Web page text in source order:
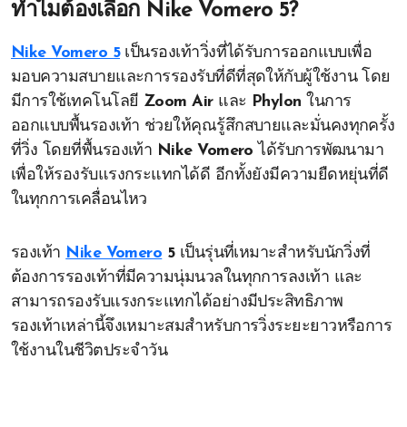
ทำไมต้องเลือก Nike Vomero 5?
Nike Vomero 5เป็นรองเท้าวิ่งที่ได้รับการออกแบบเพื่อ
มอบความสบายและการรองรับที่ดีที่สุดให้กับผู้ใช้งาน โดย
มีการใช้เทคโนโลยี Zoom Airและ Phylon ในการ
ออกแบบพื้นรองเท้า ช่วยให้คุณรู้สึกสบายและมั่นคงทุกครั้ง
ที่วิ่ง โดยที่พื้นรองเท้า Nike Vomero ได้รับการพัฒนามา
เพื่อให้รองรับแรงกระแทกได้ดี อีกทั้งยังมีความยืดหยุ่นที่ดี
ในทุกการเคลื่อนไหว
รองเท้า Nike Vomero 5เป็นรุ่นที่เหมาะสำหรับนักวิ่งที่
ต้องการรองเท้าที่มีความนุ่มนวลในทุกการลงเท้า และ
สามารถรองรับแรงกระแทกได้อย่างมีประสิทธิภาพ
รองเท้าเหล่านี้จึงเหมาะสมสำหรับการวิ่งระยะยาวหรือการ
ใช้งานในชีวิตประจำวัน